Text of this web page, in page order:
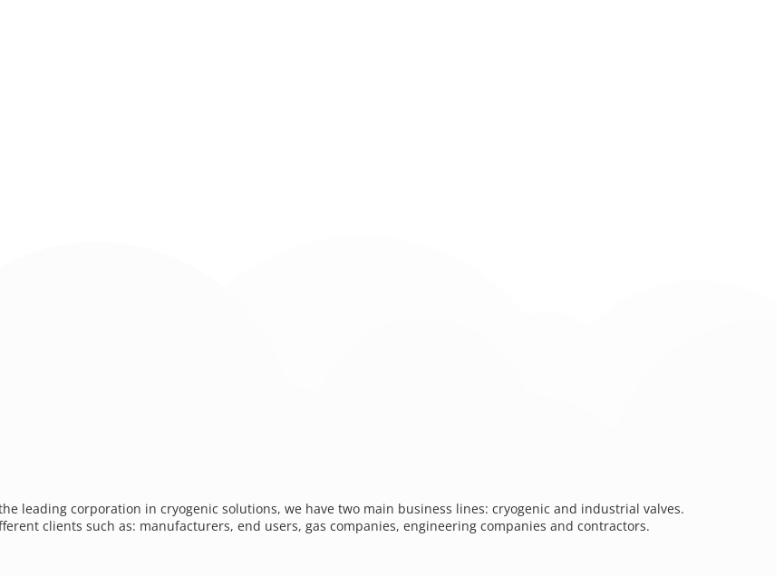
leading corporation in cryogenic solutions, we have two main business lines: cryogenic and industrial valves.
clients such as: manufacturers, end users, gas companies, engineering companies and contractors.